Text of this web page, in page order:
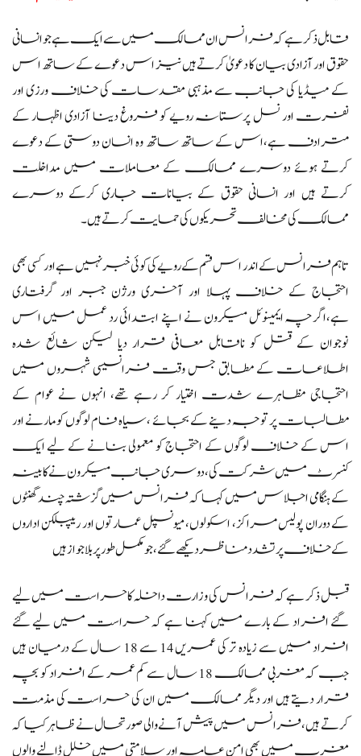
قابل ذکر ہے کہ فرانس ان ممالک میں سے ایک ہے جو انسانی
حقوق اور آزادی بیان کا دعویٰ کرتے ہیں نیز اس دعوے کے ساتھ اس
کے میڈیا کی جانب سے مذہبی مقدسات کی خلاف ورزی اور
نفرت اور نسل پرستانہ رویے کو فروغ دینا آزادی اظہار کے
مترادف ہے،اس کے ساتھ ساتھ وہ انسان دوستی کے دعوے
کرتے ہوئے دوسرے ممالک کے معاملات میں مداخلت
کرتے ہیں اور انسانی حقوق کے بیانات جاری کرکے دوسرے
ممالک کی مخالف تحریکوں کی حمایت کرتے ہیں۔
تاہم فرانس کے اندر اس قسم کے رویے کی کوئی خبر نہیں ہے اور کسی بھی
احتجاج کے خلاف پہلا اور آخری ورژن جبر اور گرفتاری
ہے،اگرچہ ایمینوئل میکرون نے اپنے ابتدائی رد عمل میں اس
نوجوان کے قتل کو ناقابل معافی قرار دیا لیکن شائع شدہ
اطلاعات کے مطابق جس وقت فرانسیسی شہروں میں
احتجاجی مظاہرے شدت اختیار کر رہے تھے، انہوں نے عوام کے
مطالبات پر توجہ دینے کے بجائے ،سیاہ فام لوگوں کو مارنے اور
اس کے خلاف لوگوں کے احتجاج کو معمولی بنانے کے لیے ایک
کنسرٹ میں شرکت کی،دوسری جانب میکرون نے کابینہ
کے ہنگامی اجلاس میں کہا کہ فرانس میں گزشتہ چند گھنٹوں
کے دوران پولیس مراکز، اسکولوں، میونسپل عمارتوں اور ریپبلکن اداروں
کے خلاف پرتشدد مناظر دیکھے گئے، جو مکمل طور پر بلاجواز ہیں
قبل ذکر ہے کہ فرانس کی وزارت داخلہ کا حراست میں لیے
گئے افراد کے بارے میں کہنا ہے کہ حراست میں لیے گئے
افراد میں سے زیادہ تر کی عمریں 14 سے 18 سال کے درمیان ہیں
جب کہ مغربی ممالک 18 سال سے کم عمر کے افراد کو بچہ
قرار دیتے ہیں اور دیگر ممالک میں ان کی حراست کی مذمت
کرتے ہیں، فرانس میں پیش آنے والی صورتحال نے ظاہر کیا کہ
مغرب میں بھی امن عامہ اور سلامتی میں خلل ڈالنے والوں